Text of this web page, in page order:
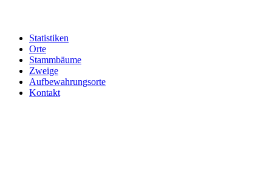
Statistiken
Orte
Stammbäume
Zweige
Aufbewahrungsorte
Kontakt